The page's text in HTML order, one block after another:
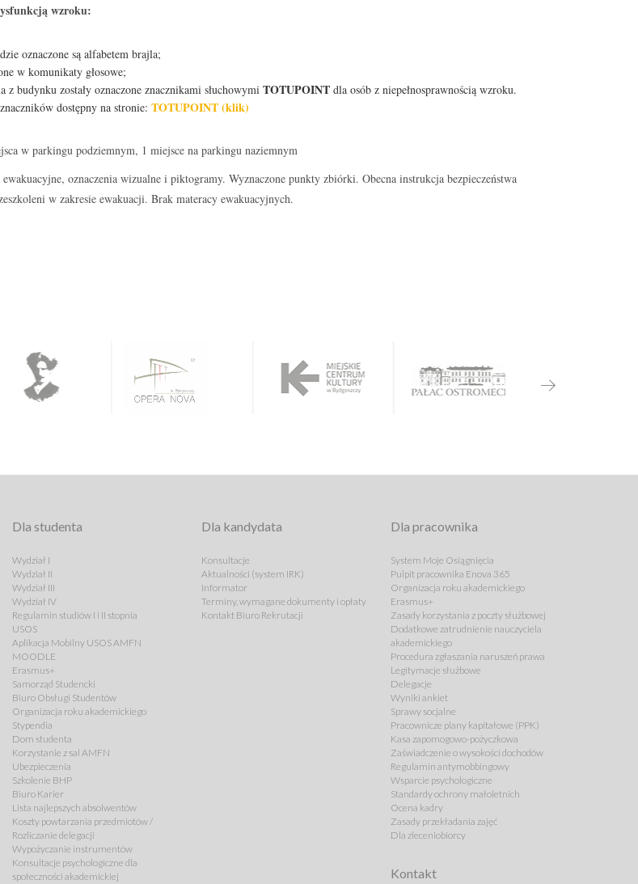
wzroku:
oznaczone są alfabetem brajla;
w komunikaty głosowe;
z budynku zostały oznaczone znacznikami słuchowymi TOTUPOINTdla osób z niepełnosprawnością wzroku.
dostępny na stronie: TOTUPOINT (klik)
w parkingu podziemnym, 1 miejsce na parkingu naziemnym
oznaczenia wizualne i piktogramy. Wyznaczone punkty zbiórki. Obecna instrukcja bezpieczeństwa
w zakresie ewakuacji. Brak materacy ewakuacyjnych.
Dla studenta
Wydział I
Wydział II
Wydział III
Wydział IV
Regulamin studiów I i II stopnia
USOS
Aplikacja Mobilny USOS AMFN
MOODLE
Erasmus+
Samorząd Studencki
Biuro Obsługi Studentów
Organizacja roku akademickiego
Stypendia
Dom studenta
Korzystanie z sal AMFN
Ubezpieczenia
Szkolenie BHP
Biuro Karier
Lista najlepszych absolwentów
Koszty powtarzania przedmiotów /
Rozliczanie delegacji
Wypożyczanie instrumentów
Konsultacje psychologiczne dla
społeczności akademickiej
Dla kandydata
Konsultacje
Aktualności (system IRK)
Informator
Terminy, wymagane dokumenty i opłaty
Kontakt Biuro Rekrutacji
Dla pracownika
System Moje Osiągnięcia
Pulpit pracownika Enova 365
Organizacja roku akademickiego
Erasmus+
Zasady korzystania z poczty służbowej
Dodatkowe zatrudnienie nauczyciela
akademickiego
Procedura zgłaszania naruszeń prawa
Legitymacje służbowe
Delegacje
Wyniki ankiet
Sprawy socjalne
Pracownicze plany kapitałowe (PPK)
Kasa zapomogowo-pożyczkowa
Zaświadczenie o wysokości dochodów
Regulamin antymobbingowy
Wsparcie psychologiczne
Standardy ochrony małoletnich
Ocena kadry
Zasady przekładania zajęć
Dla zleceniobiorcy
Kontakt